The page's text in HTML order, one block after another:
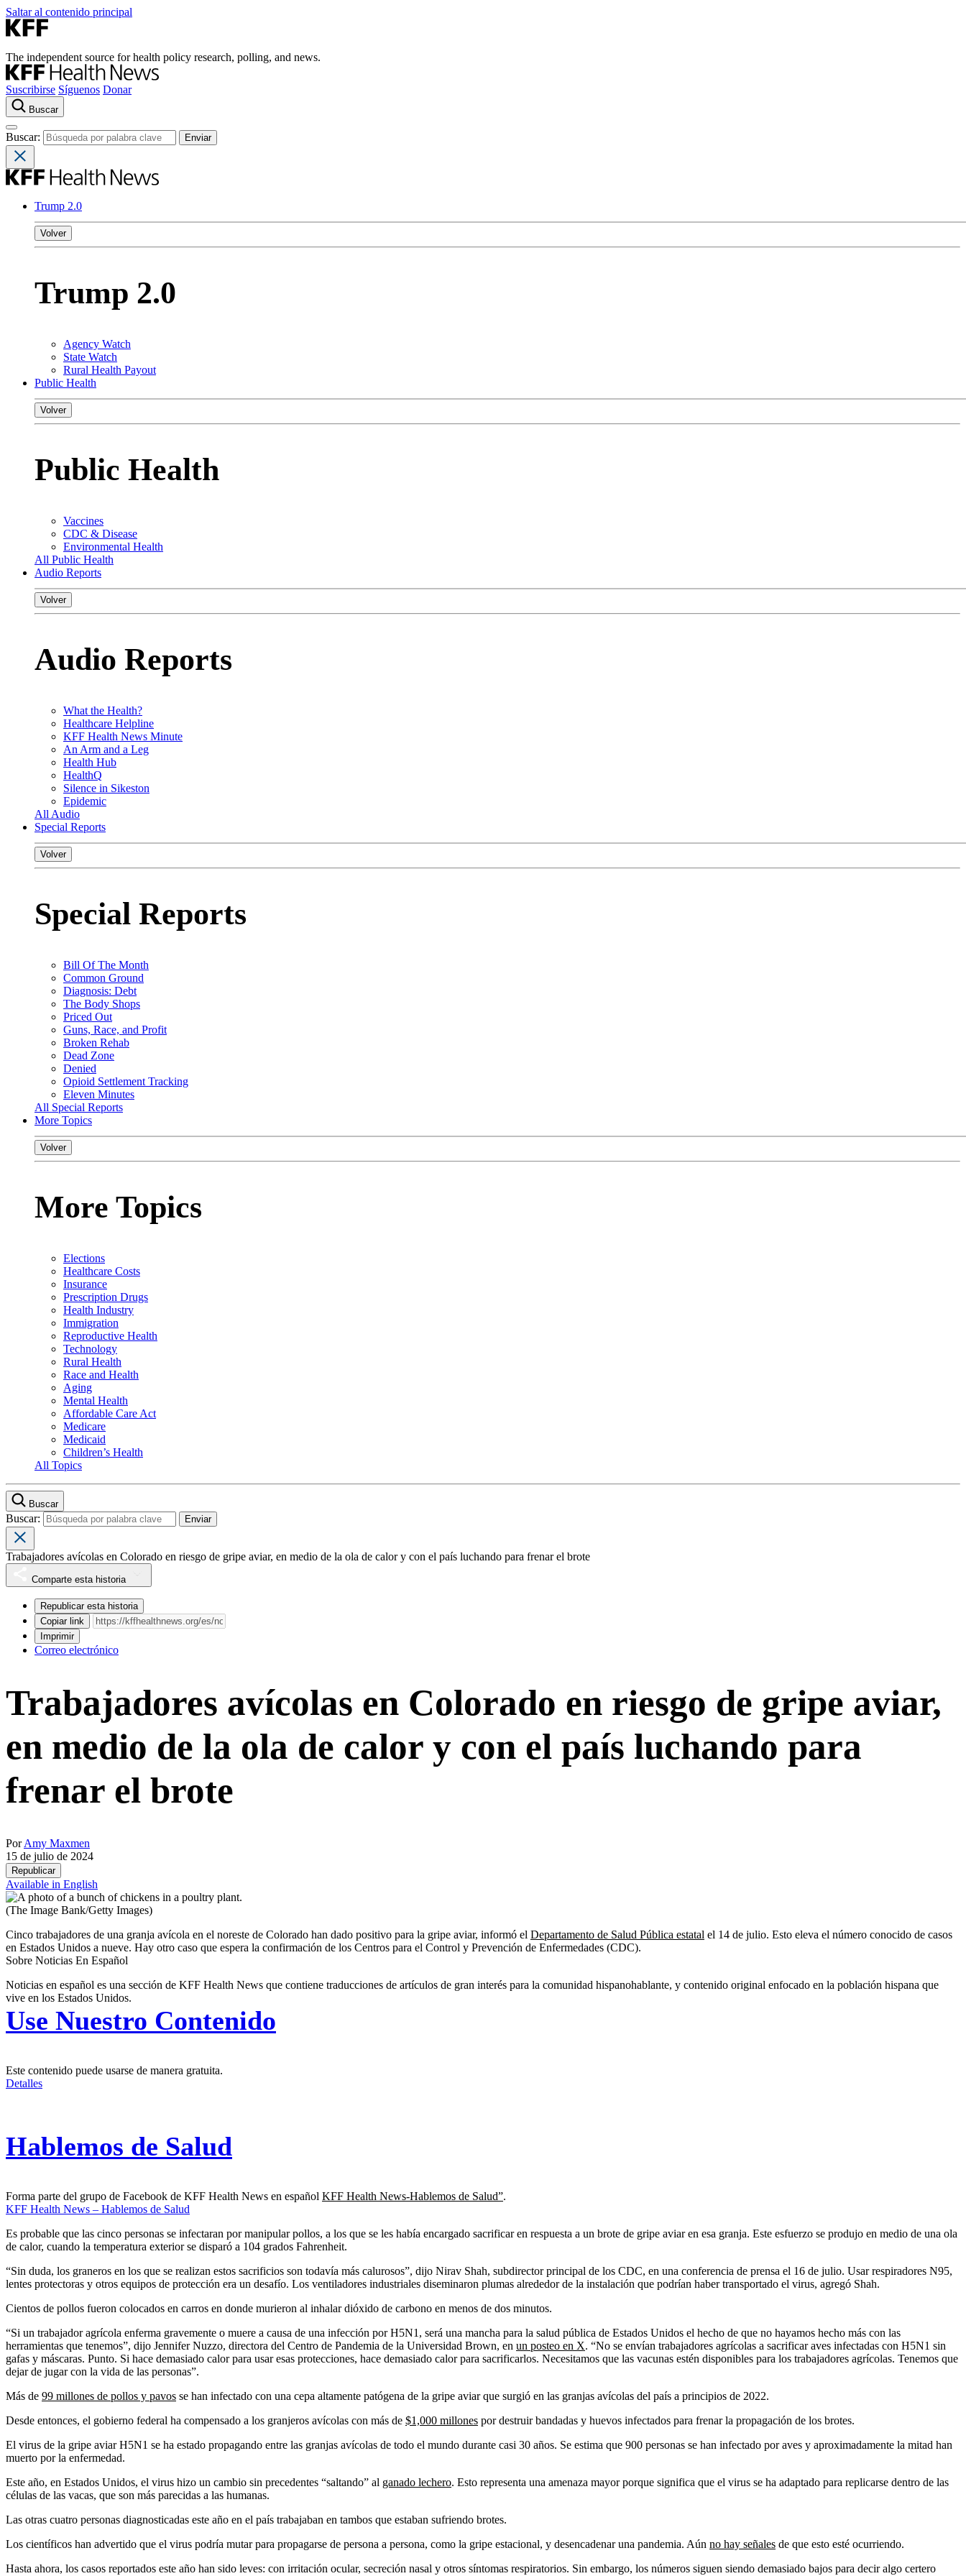
Saltar al contenido principal
The independent source for health policy research, polling, and news.
Suscribirse Síguenos Donar
Buscar
Buscar:
Trump 2.0
Volver
Trump 2.0
Agency Watch
State Watch
Rural Health Payout
Public Health
Volver
Public Health
Vaccines
CDC & Disease
Environmental Health
All Public Health
Audio Reports
Volver
Audio Reports
What the Health?
Healthcare Helpline
KFF Health News Minute
An Arm and a Leg
Health Hub
HealthQ
Silence in Sikeston
Epidemic
All Audio
Special Reports
Volver
Special Reports
Bill Of The Month
Common Ground
Diagnosis: Debt
The Body Shops
Priced Out
Guns, Race, and Profit
Broken Rehab
Dead Zone
Denied
Opioid Settlement Tracking
Eleven Minutes
All Special Reports
More Topics
Volver
More Topics
Elections
Healthcare Costs
Insurance
Prescription Drugs
Health Industry
Immigration
Reproductive Health
Technology
Rural Health
Race and Health
Aging
Mental Health
Affordable Care Act
Medicare
Medicaid
Children’s Health
All Topics
Buscar
Buscar:
Trabajadores avícolas en Colorado en riesgo de gripe aviar, en medio de la ola de calor y con el país luchando para frenar el brote
Comparte esta historia
Republicar esta historia
Copiar link
Imprimir
Correo electrónico
Trabajadores avícolas en Colorado en riesgo de gripe aviar,
en medio de la ola de calor y con el país luchando para
frenar el brote
PorAmy Maxmen
15 de julio de 2024
Republicar
Available in English
(The Image Bank/Getty Images)
Cinco trabajadores de una granja avícola en el noreste de Colorado han dado positivo para la gripe aviar, informó el Departamento de Salud Pública estatal el 14 de julio. Esto eleva el número conocido de casos
en Estados Unidos a nueve. Hay otro caso que espera la confirmación de los Centros para el Control y Prevención de Enfermedades (CDC).
Sobre Noticias En Español
Noticias en español es una sección de KFF Health News que contiene traducciones de artículos de gran interés para la comunidad hispanohablante, y contenido original enfocado en la población hispana que
vive en los Estados Unidos.
Use Nuestro Contenido
Este contenido puede usarse de manera gratuita.
Detalles
Hablemos de Salud
Forma parte del grupo de Facebook de KFF Health News en español KFF Health News-Hablemos de Salud”.
KFF Health News – Hablemos de Salud
Es probable que las cinco personas se infectaran por manipular pollos, a los que se les había encargado sacrificar en respuesta a un brote de gripe aviar en esa granja. Este esfuerzo se produjo en medio de una ola
de calor, cuando la temperatura exterior se disparó a 104 grados Fahrenheit.
“Sin duda, los graneros en los que se realizan estos sacrificios son todavía más calurosos”, dijo Nirav Shah, subdirector principal de los CDC, en una conferencia de prensa el 16 de julio. Usar respiradores N95,
lentes protectoras y otros equipos de protección era un desafío. Los ventiladores industriales diseminaron plumas alrededor de la instalación que podrían haber transportado el virus, agregó Shah.
Cientos de pollos fueron colocados en carros en donde murieron al inhalar dióxido de carbono en menos de dos minutos.
“Si un trabajador agrícola enferma gravemente o muere a causa de una infección por H5N1, será una mancha para la salud pública de Estados Unidos el hecho de que no hayamos hecho más con las
herramientas que tenemos”, dijo Jennifer Nuzzo, directora del Centro de Pandemia de la Universidad Brown, en un posteo en X. “No se envían trabajadores agrícolas a sacrificar aves infectadas con H5N1 sin
gafas y máscaras. Punto. Si hace demasiado calor para usar esas protecciones, hace demasiado calor para sacrificarlos. Necesitamos que las vacunas estén disponibles para los trabajadores agrícolas. Tenemos que
dejar de jugar con la vida de las personas”.
Más de 99 millones de pollos y pavos se han infectado con una cepa altamente patógena de la gripe aviar que surgió en las granjas avícolas del país a principios de 2022.
Desde entonces, el gobierno federal ha compensado a los granjeros avícolas con más de $1,000 millones por destruir bandadas y huevos infectados para frenar la propagación de los brotes.
El virus de la gripe aviar H5N1 se ha estado propagando entre las granjas avícolas de todo el mundo durante casi 30 años. Se estima que 900 personas se han infectado por aves y aproximadamente la mitad han
muerto por la enfermedad.
Este año, en Estados Unidos, el virus hizo un cambio sin precedentes “saltando” al ganado lechero. Esto representa una amenaza mayor porque significa que el virus se ha adaptado para replicarse dentro de las
células de las vacas, que son más parecidas a las humanas.
Las otras cuatro personas diagnosticadas este año en el país trabajaban en tambos que estaban sufriendo brotes.
Los científicos han advertido que el virus podría mutar para propagarse de persona a persona, como la gripe estacional, y desencadenar una pandemia. Aún no hay señales de que esto esté ocurriendo.
Hasta ahora, los casos reportados este año han sido leves: con irritación ocular, secreción nasal y otros síntomas respiratorios. Sin embargo, los números siguen siendo demasiado bajos para decir algo certero